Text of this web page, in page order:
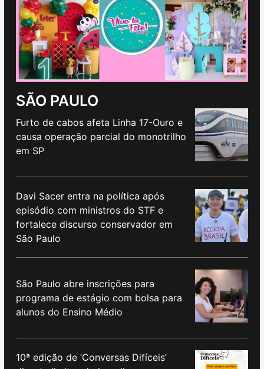
SÃO PAULO
Furto de cabos afeta Linha 17-Ouro e
causa operação parcial do monotrilho
em SP
Davi Sacer entra na política após
episódio com ministros do STF e
fortalece discurso conservador em
São Paulo
São Paulo abre inscrições para
programa de estágio com bolsa para
alunos do Ensino Médio
10ª edição de ‘Conversas Difíceis’